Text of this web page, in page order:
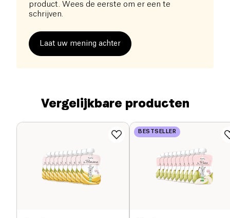
product. Wees de eerste om er een te
schrijven.
Laat uw mening achter
Vergelijkbare producten
BESTSELLER